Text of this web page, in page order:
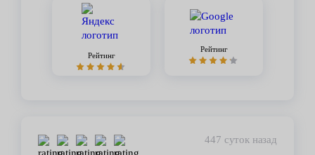
Рейтинг
Рейтинг
447 суток назад